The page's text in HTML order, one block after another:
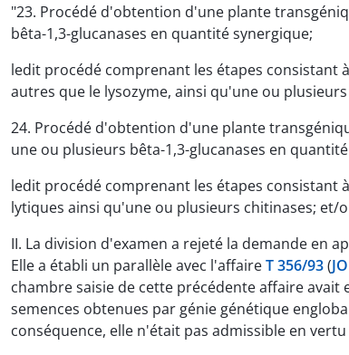
"23. Procédé d'obtention d'une plante
bêta-1,3-glucanases en quantité synergique;
ledit procédé comprenant les étapes consistant
autres que le lysozyme, ainsi qu'une ou
24. Procédé d'obtention d'une plante
une ou plusieurs bêta-1,3-glucanases en
ledit procédé comprenant les étapes consistant
lytiques ainsi qu'une ou plusieurs chitinases; et/
II. La division d'examen a rejeté la demande en
Elle a établi un parallèle avec l'affaireT 356/93(
chambre saisie de cette précédente affaire
semences obtenues par génie génétique
conséquence, elle n'était pas admissible en